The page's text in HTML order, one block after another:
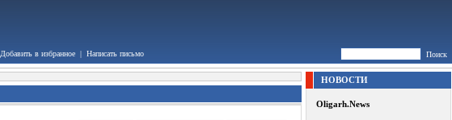
Добавить в избранное | Написать письмо Поиск
НОВОСТИ
Oligarh.News